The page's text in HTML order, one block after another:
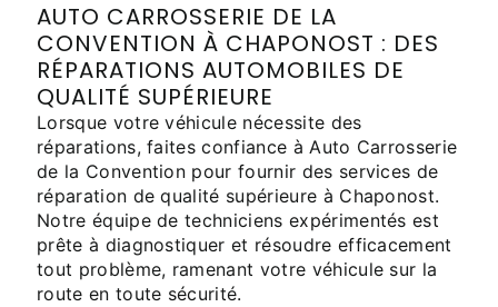
AUTO CARROSSERIE DE LA
CONVENTION À CHAPONOST : DES
RÉPARATIONS AUTOMOBILES DE
QUALITÉ SUPÉRIEURE
Lorsque votre véhicule nécessite des
réparations, faites confiance à Auto Carrosserie
de la Convention pour fournir des services de
réparation de qualité supérieure à Chaponost.
Notre équipe de techniciens expérimentés est
prête à diagnostiquer et résoudre efficacement
tout problème, ramenant votre véhicule sur la
route en toute sécurité.